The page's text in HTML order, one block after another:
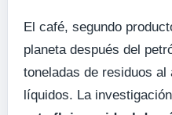
El café, segundo
planeta después del
toneladas de residuos
líquidos. La